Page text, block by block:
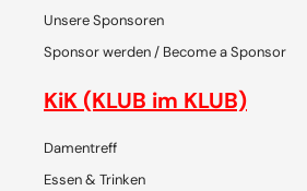
Unsere Sponsoren
Sponsor werden / Become a Sponsor
KiK (KLUB im KLUB)
Damentreff
Essen & Trinken